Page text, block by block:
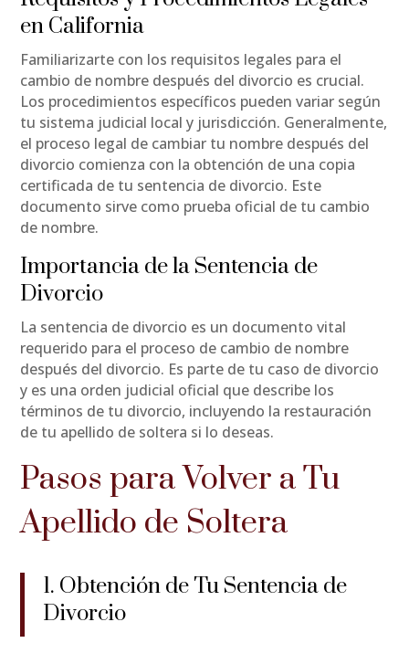
en California
Familiarizarte con los requisitos legales para el
cambio de nombre después del divorcio es crucial.
Los procedimientos específicos pueden variar según
tu sistema judicial local y jurisdicción. Generalmente,
el proceso legal de cambiar tu nombre después del
divorcio comienza con la obtención de una copia
certificada de tu sentencia de divorcio. Este
documento sirve como prueba oficial de tu cambio
de nombre.
Importancia de la Sentencia de
Divorcio
La sentencia de divorcio es un documento vital
requerido para el proceso de cambio de nombre
después del divorcio. Es parte de tu caso de divorcio
y es una orden judicial oficial que describe los
términos de tu divorcio, incluyendo la restauración
de tu apellido de soltera si lo deseas.
Pasos para Volver a Tu
Apellido de Soltera
1. Obtención de Tu Sentencia de
Divorcio